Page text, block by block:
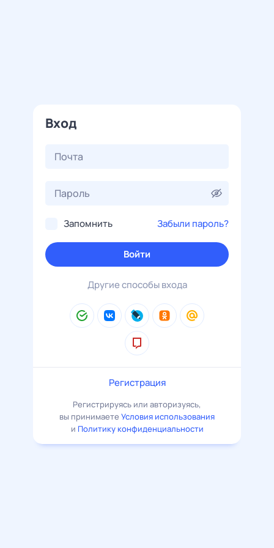
Вход
Запомнить Забыли пароль?
Войти
Другие способы входа
Регистрация
Регистрируясь или авторизуясь,
вы принимаете Условия использования
и Политику конфиденциальности